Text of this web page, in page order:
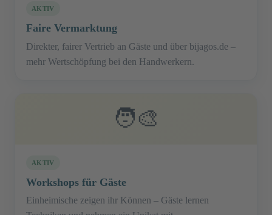
AKTIV
Faire Vermarktung
Direkter, fairer Vertrieb an Gäste und über bijagos.de –
mehr Wertschöpfung bei den Handwerkern.
🧑‍🎨
AKTIV
Workshops für Gäste
Einheimische zeigen ihr Können – Gäste lernen